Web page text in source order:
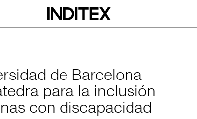
Barcelona
de Barcelona
para la inclusión
con discapacidad